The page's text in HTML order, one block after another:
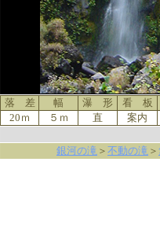
落 差 幅 瀑 形 看 板
20ｍ
５ｍ 直 案内
銀河の滝 ＞ 不動の滝 ＞